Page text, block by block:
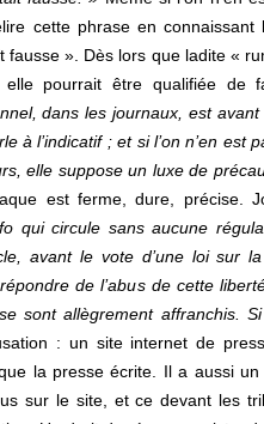
cette phrase en
fausse ». Dès lors que ladite «
pourrait être qualifiée de
dans les journaux, est
à l’indicatif ; et si l’on n’en est
elle suppose un luxe de
est ferme, dure, précise.
qui circule sans aucune
avant le vote d’une loi sur
de l’abus de cette
sont allègrement affranchis.
: un site internet de
la presse écrite. Il a aussi
sur le site, et ce devant les